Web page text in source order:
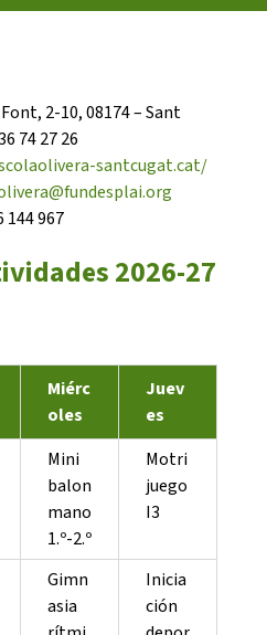
2-10, 08174 – Sant
74 27 26
santcugat.cat/
144 967
2026-27
Miérc
oles
Juev
es
Mini
balon
mano
1.º-2.º
Motri
juego
I3
Gimn
asia
Inicia
ción
SECTOR